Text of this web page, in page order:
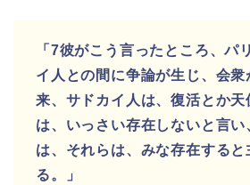
「7彼がこう言ったところ、パ
イ人との間に争論が生じ、会衆
来、サドカイ人は、復活とか
は、いっさい存在しないと言い
は、それらは、みな存在すると
る。」